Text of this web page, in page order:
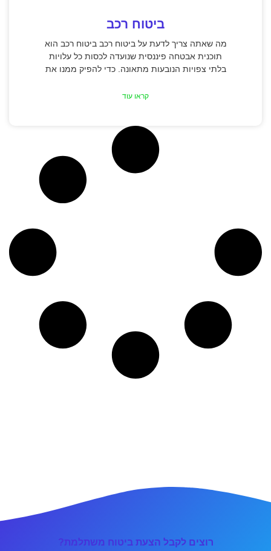
ביטוח רכב
מה שאתה צריך לדעת על ביטוח רכב ביטוח רכב הוא
תוכנית אבטחה פיננסית שנועדה לכסות כל עלויות
בלתי צפויות הנובעות מתאונה. כדי להפיק ממנו את
קראו עוד
רוצים לקבל הצעת ביטוח משתלמת?